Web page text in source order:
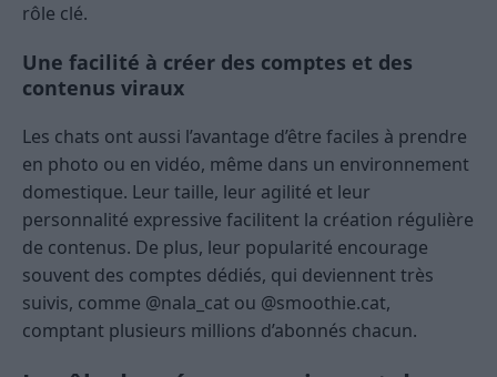
rôle clé.
Une facilité à créer des comptes et des
contenus viraux
Les chats ont aussi l’avantage d’être faciles à prendre
en photo ou en vidéo, même dans un environnement
domestique. Leur taille, leur agilité et leur
personnalité expressive facilitent la création régulière
de contenus. De plus, leur popularité encourage
souvent des comptes dédiés, qui deviennent très
suivis, comme @nala_cat ou @smoothie.cat,
comptant plusieurs millions d’abonnés chacun.